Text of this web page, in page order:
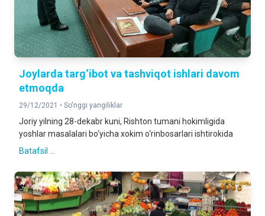
Joylarda targ‘ibot va tashviqot ishlari davom
etmoqda
29/12/2021 • So'nggi yangiliklar
Joriy yilning 28-dekabr kuni, Rishton tumani hokimligida
yoshlar masalalari bo‘yicha xokim o‘rinbosarlari ishtirokida
Batafsil ...